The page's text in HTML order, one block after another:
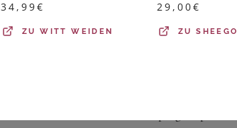
34,99€
ZUWITT WEIDEN
29,00€
ZUSHEEGO